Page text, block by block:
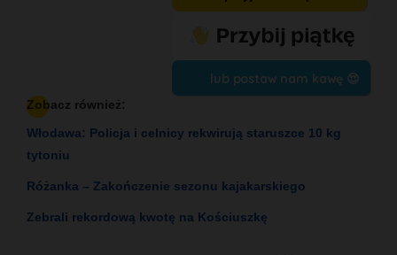
lub postaw nam kawę 😍
Zobacz również:
Włodawa: Policja i celnicy rekwirują staruszce 10 kg
tytoniu
Różanka – Zakończenie sezonu kajakarskiego
Zebrali rekordową kwotę na Kościuszkę